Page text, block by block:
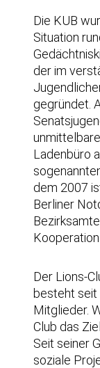
Die KUB
Situation
der im
gegründet.
Ladenbüro
dem 2007
Berliner
Der Lions-
besteht seit
Mitglieder.
Club das
Seit seiner
soziale